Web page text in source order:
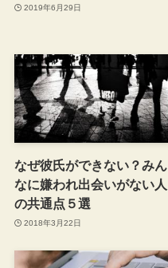
2019年6月29日
なぜ彼氏ができない？みん
なに嫌われ出会いがない人
の共通点５選
2018年3月22日